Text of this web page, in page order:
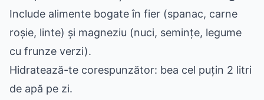
Include alimente bogate în fier (spanac, carne
roșie, linte) și magneziu (nuci, semințe, legume
cu frunze verzi).
Hidratează-te corespunzător: bea cel puțin 2 litri
de apă pe zi.